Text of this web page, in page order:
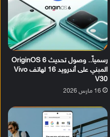
رسمياً.. وصول تحديث OriginOS 6
المبني على أندرويد 16 لهاتف Vivo
V30
16 مارس 2026